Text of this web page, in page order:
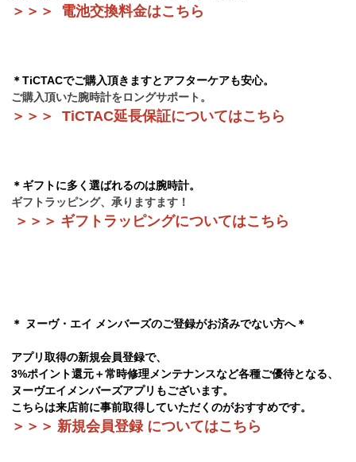
＞＞＞ 電池交換料金はこちら
＊TiCTACでご購入頂きますとアフターケアも安心。
ご購入頂いた腕時計をロングサポート。
＞＞＞ TiCTAC延長保証についてはこちら
＊ギフトに多く選ばれるのは腕時計。
ギフトラッピング、承りますます！
＞＞＞ ギフトラッピングについてはこちら
＊ ヌーヴ・エイ メンバーズのご登録がお済みでない方へ＊
アプリ取得の新規会員登録で、
3%ポイント還元＋常時修理メンテナンスなど各種ご優待となる、
ヌーヴエイメンバーズアプリもございます。
こちらは来店前に事前取得していただくのがおすすめです。
＞＞＞ 新規会員登録 についてはこちら